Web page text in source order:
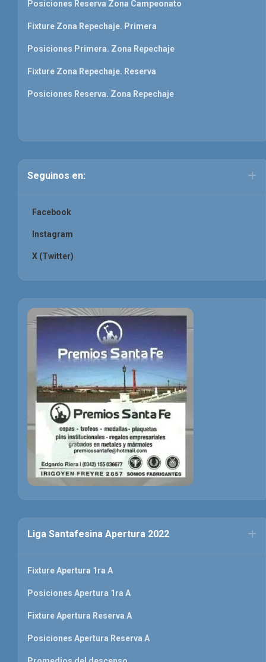
Posiciones Reserva Zona Campeonato
Fixture Zona Repechaje. Primera
Posiciones Primera. Zona Repechaje
Fixture Zona Repechaje. Reserva
Posiciones Reserva. Zona Repechaje
Seguinos en:
Facebook
Instagram
X (Twitter)
Liga Santafesina Apertura 2022
Fixture Apertura 1ra A
Posiciones Apertura 1ra A
Fixture Apertura Reserva A
Posiciones Apertura Reserva A